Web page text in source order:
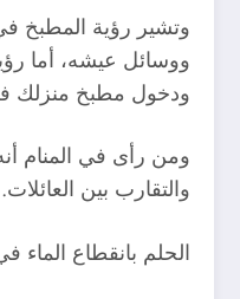
وتشير رؤية المطبخ
ووسائل عيشه، أما
ودخول مطبخ منزلك في
ومن رأى في المنام
والتقارب بين
الحلم بانقطاع